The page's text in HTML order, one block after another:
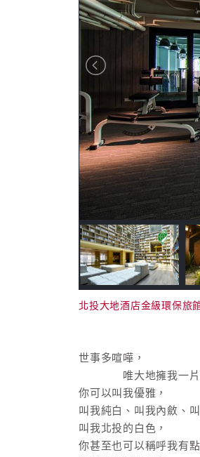
北投大地酒店金級環保旅
世事多喧嘩，
唯大地擁我一片
你可以叫我優雅，
叫我純白、叫我內斂、
叫我北投的白色，
你甚至也可以稱呼我有